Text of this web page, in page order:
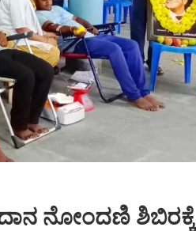
ನೋಂದಣಿ ಶಿಬಿರಕ್ಕೆ